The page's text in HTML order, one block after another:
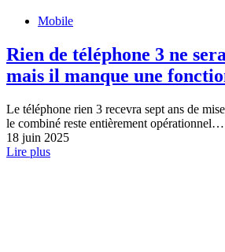
Mobile
Rien de téléphone 3 ne
mais il manque une
Le téléphone rien 3 recevra sept ans de
le combiné reste entièrement opérationnel…
18 juin 2025
Lire plus